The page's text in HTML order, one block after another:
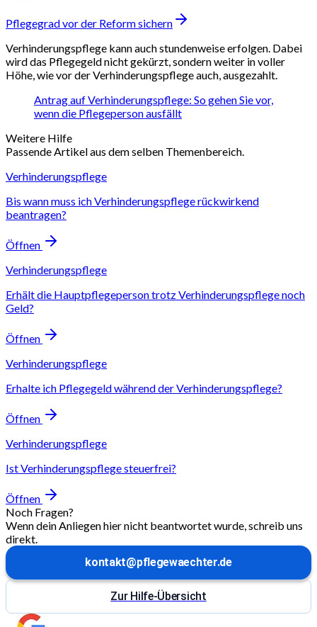
Pflegegrad vor der Reform sichern
Verhinderungspflege kann auch stundenweise erfolgen. Dabei
wird das Pflegegeld nicht gekürzt, sondern weiter in voller
Höhe, wie vor der Verhinderungspflege auch, ausgezahlt.
Antrag auf Verhinderungspflege: So gehen Sie vor,
wenn die Pflegeperson ausfällt
Weitere Hilfe
Passende Artikel aus dem selben Themenbereich.
Verhinderungspflege
Bis wann muss ich Verhinderungspflege rückwirkend
beantragen?
Öffnen
Verhinderungspflege
Erhält die Hauptpflegeperson trotz Verhinderungspflege noch
Geld?
Öffnen
Verhinderungspflege
Erhalte ich Pflegegeld während der Verhinderungspflege?
Öffnen
Verhinderungspflege
Ist Verhinderungspflege steuerfrei?
Öffnen
Noch Fragen?
Wenn dein Anliegen hier nicht beantwortet wurde, schreib uns
direkt.
kontakt@pflegewaechter.de
Zur Hilfe-Übersicht